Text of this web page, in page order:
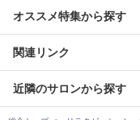
オススメ特集から探す
関連リンク
近隣のサロンから探す